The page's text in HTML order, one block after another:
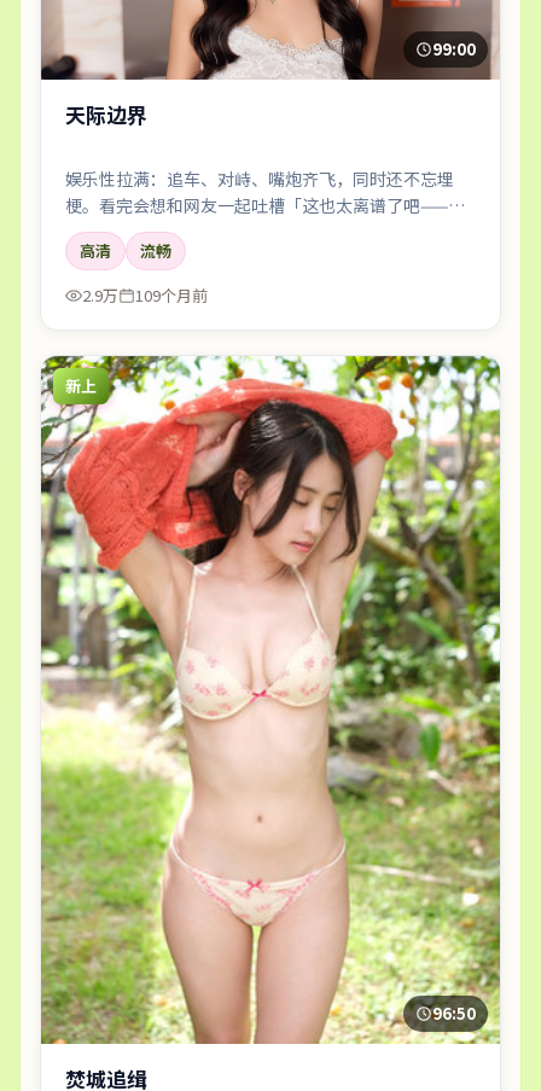
99:00
天际边界
娱乐性拉满：追车、对峙、嘴炮齐飞，同时还不忘埋
梗。看完会想和网友一起吐槽「这也太离谱了吧——但
好爽」。
高清
流畅
2.9万
109个月前
新上
96:50
焚城追缉